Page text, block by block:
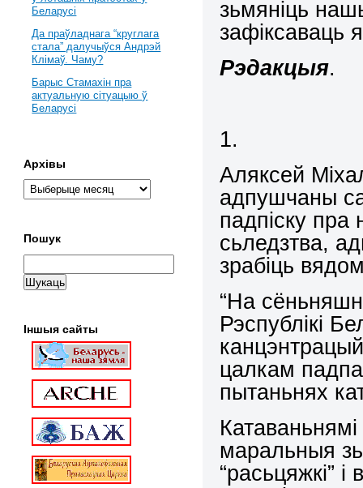
зьмяніць
зафіксаваць
Рэдакцыя.
1.
Аляксей
адпушчаны
падпіску пра
сьледзтва,
зрабіць
“На
Рэспублікі
цалкам
пытаньнях
маральныя
“расьцяжкі”
Беларусі
Да праўладнага “круглага
стала” далучыўся Андрэй
Клімаў. Чаму?
Барыс Стамахін пра
актуальную сітуацыю ў
Беларусі
Архівы
Пошук
Іншыя сайты